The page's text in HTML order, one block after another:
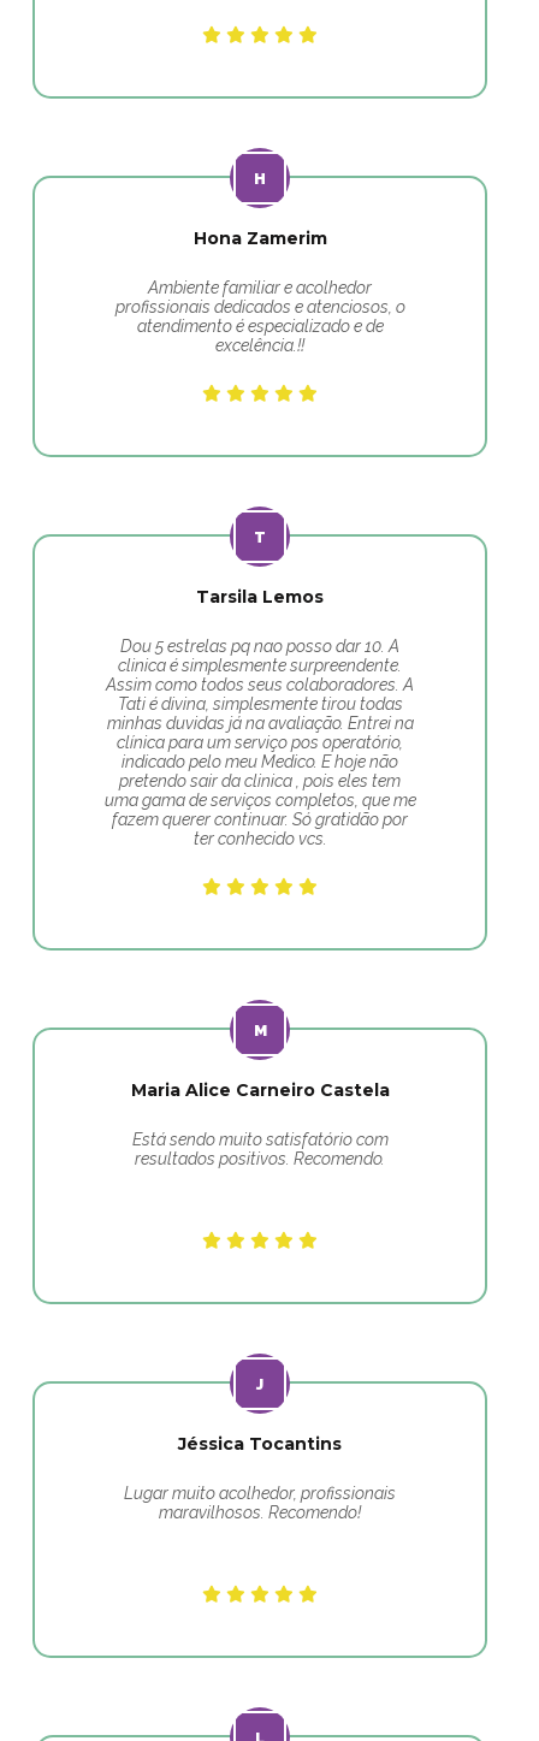
Hona Zamerim
Ambiente familiar e acolhedor
profissionais dedicados e atenciosos, o
atendimento é especializado e de
excelência.!!
Tarsila Lemos
Dou 5 estrelas pq nao posso dar 10. A
clinica é simplesmente surpreendente.
Assim como todos seus colaboradores. A
Tati é divina, simplesmente tirou todas
minhas duvidas já na avaliação. Entrei na
clínica para um serviço pos operatório,
indicado pelo meu Medico. E hoje não
pretendo sair da clinica , pois eles tem
uma gama de serviços completos, que me
fazem querer continuar. Só gratidão por
ter conhecido vcs.
Maria Alice Carneiro Castela
Está sendo muito satisfatório com
resultados positivos. Recomendo.
Jéssica Tocantins
Lugar muito acolhedor, profissionais
maravilhosos. Recomendo!